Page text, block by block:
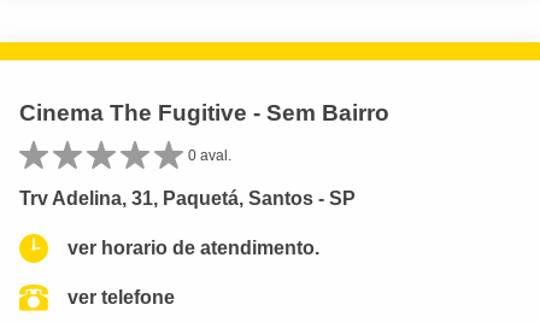
Cinema The Fugitive - Sem Bairro
0 aval.
Trv Adelina, 31, Paquetá, Santos - SP
ver horario de atendimento.
ver telefone